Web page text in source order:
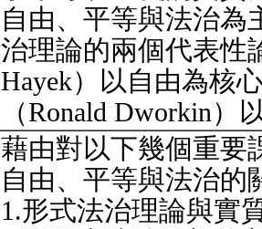
自由、平等與法治為
治理論的兩個代表性
Hayek）以自由為核
（Ronald Dworkin
藉由對以下幾個重要
自由、平等與法治的
1.形式法治理論與實